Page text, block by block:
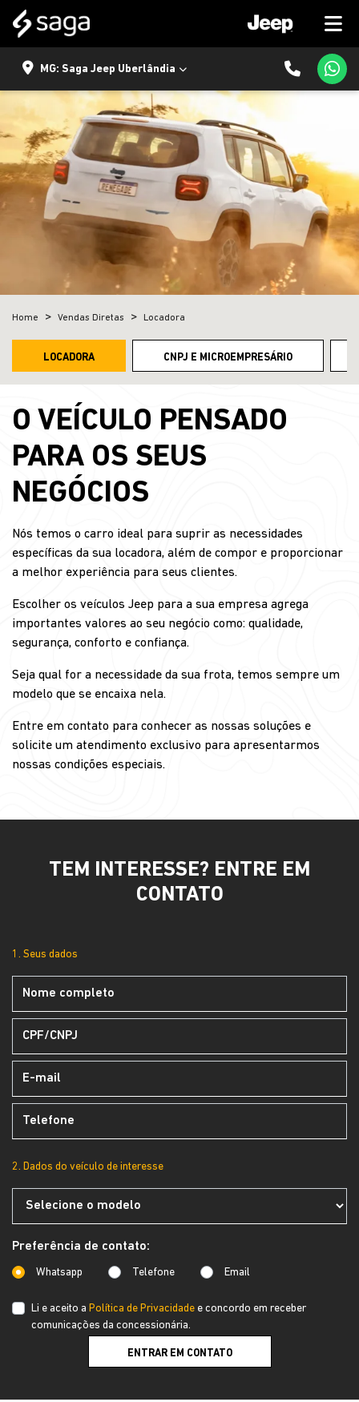
MG: Saga Jeep Uberlândia
Home Vendas Diretas Locadora
CNPJ E MICROEMPRESÁRIO
LOCADORA
O VEÍCULO PENSADO
PARA OS SEUS
NEGÓCIOS
Nós temos o carro ideal para suprir as necessidades
específicas da sua locadora, além de compor e proporcionar
a melhor experiência para seus clientes.
Escolher os veículos Jeep para a sua empresa agrega
importantes valores ao seu negócio como: qualidade,
segurança, conforto e confiança.
Seja qual for a necessidade da sua frota, temos sempre um
modelo que se encaixa nela.
Entre em contato para conhecer as nossas soluções e
solicite um atendimento exclusivo para apresentarmos
nossas condições especiais.
TEM INTERESSE? ENTRE EM
CONTATO
1. Seus dados
2. Dados do veículo de interesse
Preferência de contato:
Whatsapp Telefone Email
Li e aceito a Política de Privacidade e concordo em receber
comunicações da concessionária.
ENTRAR EM CONTATO